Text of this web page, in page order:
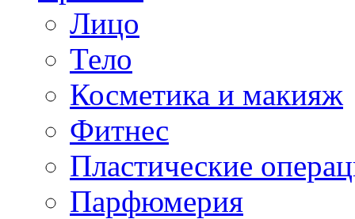
Лицо
Тело
Косметика и макияж
Фитнес
Пластические
Парфюмерия